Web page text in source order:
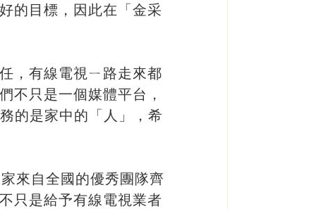
的目標，因此在「金采
，有線電視ㄧ路走來都
不只是一個媒體平台，
的是家中的「人」，希
來自全國的優秀團隊齊
只是給予有線電視業者